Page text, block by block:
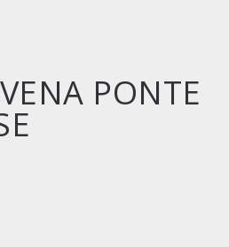
PONTE